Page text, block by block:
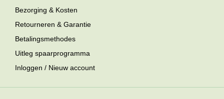
Bezorging & Kosten
Retourneren & Garantie
Betalingsmethodes
Uitleg spaarprogramma
Inloggen / Nieuw account